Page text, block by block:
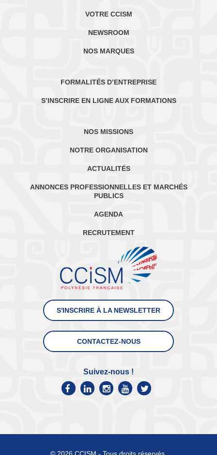
VOTRE CCISM
NEWSROOM
NOS MARQUES
FORMALITÉS D’ENTREPRISE
S’INSCRIRE EN LIGNE AUX FORMATIONS
NOS MISSIONS
NOTRE ORGANISATION
ACTUALITÉS
ANNONCES PROFESSIONNELLES ET MARCHÉS
PUBLICS
AGENDA
RECRUTEMENT
S'INSCRIRE À LA NEWSLETTER
CONTACTEZ-NOUS
Suivez-nous !